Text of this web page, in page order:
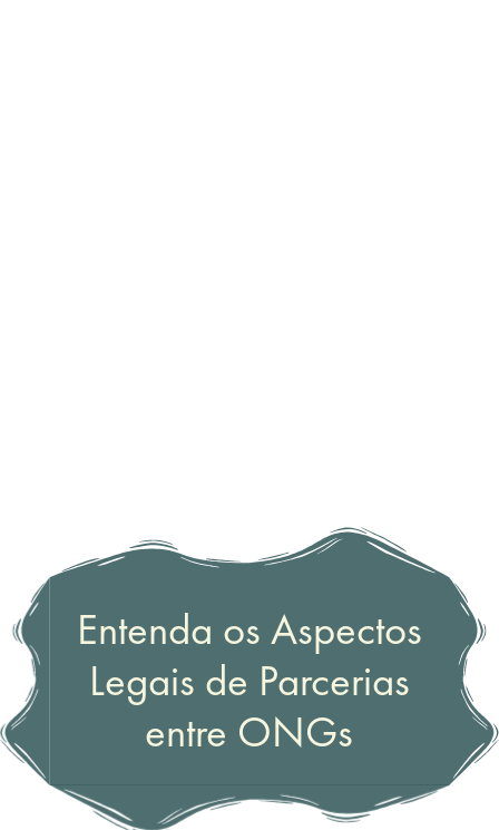
Entenda os Aspectos
Legais de Parcerias
entre ONGs